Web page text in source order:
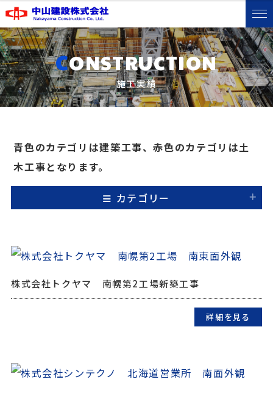
施工実績
CONSTRUCTION
青色のカテゴリは建築工事、赤色のカテゴリは土
木工事となります。
カテゴリー
株式会社トクヤマ 南幌第2工場新築工事
詳細を見る